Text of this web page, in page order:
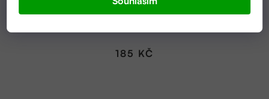
BAMBUSOVÁ MÝDLENKA Č.1
SKLADEM
185 KČ